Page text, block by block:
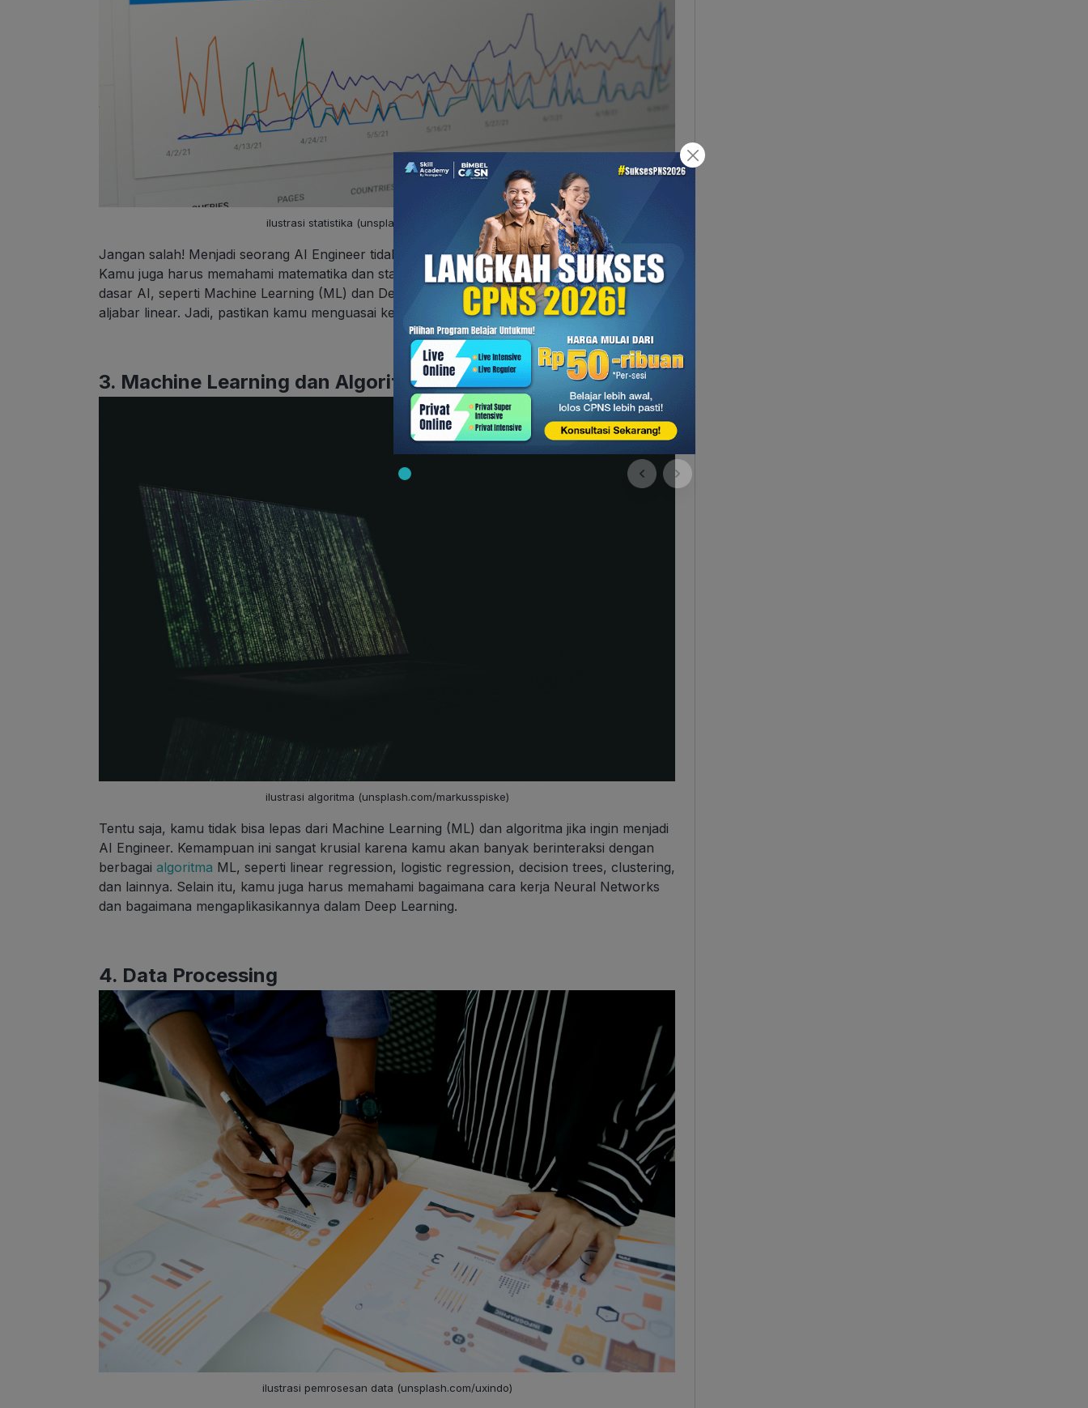
ilustrasi statistika (unsplash.com/justin_morgan)
Jangan salah! Menjadi seorang AI Engineer tidak hanya berurusan dengan barisan kode, lho!
Kamu juga harus memahami matematika dan statistika. Mengapa demikian? Pasalnya, prinsip
dasar AI, seperti Machine Learning (ML) dan Deep Learning (DL), berbasis pada statistika dan
aljabar linear. Jadi, pastikan kamu menguasai keduanya, ya!
3. Machine Learning dan Algoritma
ilustrasi algoritma (unsplash.com/markusspiske)
Tentu saja, kamu tidak bisa lepas dari Machine Learning (ML) dan algoritma jika ingin menjadi
AI Engineer. Kemampuan ini sangat krusial karena kamu akan banyak berinteraksi dengan
berbagai algoritma ML, seperti linear regression, logistic regression, decision trees, clustering,
dan lainnya. Selain itu, kamu juga harus memahami bagaimana cara kerja Neural Networks
dan bagaimana mengaplikasikannya dalam Deep Learning.
4. Data Processing
ilustrasi pemrosesan data (unsplash.com/uxindo)